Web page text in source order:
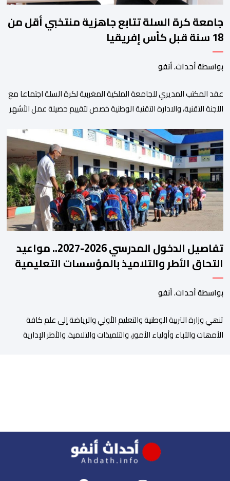
جامعة كرة السلة تتابع جاهزية منتخبي أقل من
18 سنة قبل كأس إفريقيا
بواسطة أحداث. أنفو
عقد المكتب المديري للجامعة الملكية المغربية لكرة السلة اجتماعا مع
اللجنة التقنية، والادارة التقنية الوطنية خصص لتقييم حصيلة عمل الأشهر
المنتخبات الوطنية خلال الفترة الأخيرة. وشهد الاجتماع تقديم عرض
مفصل حول مشاركة المنتخبين الوطنيين لأقل من 18 سنة، إناثا وذكورا،
من طرف اللجنة التقنية التي واكبت كل […]
تفاصيل الدخول المدرسي 2026-2027.. مواعيد
التحاق الأطر والتلاميذ بالمؤسسات التعليمية
بواسطة أحداث. أنفو
تنھي وزارة التربیة الوطنیة والتعلیم الأولي والریاضة إلى علم كافة
الأمھات والآباء وأولیاء الأمور، والتلمیذات والتلامیذ، والأطر الإداریة